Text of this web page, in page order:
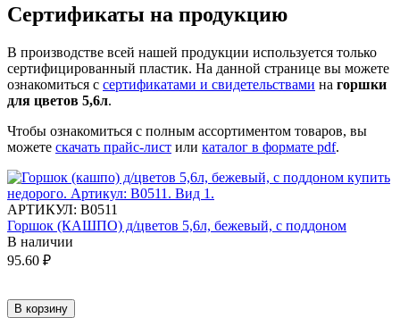
Сертификаты на продукцию
В производстве всей нашей продукции используется только
сертифицированный пластик. На данной странице вы можете
ознакомиться с сертификатами и свидетельствами на горшки
для цветов 5,6л.
Чтобы ознакомиться с полным ассортиментом товаров, вы
можете скачать прайс-лист или каталог в формате pdf.
АРТИКУЛ: В0511
Горшок (КАШПО) д/цветов 5,6л, бежевый, с поддоном
В наличии
95.60 ₽
В корзину